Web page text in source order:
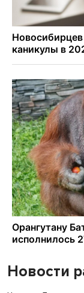
Новости